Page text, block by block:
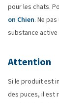
pour les chats.
on Chien. Ne
substance
Attention
Si le produit est
des puces, il est